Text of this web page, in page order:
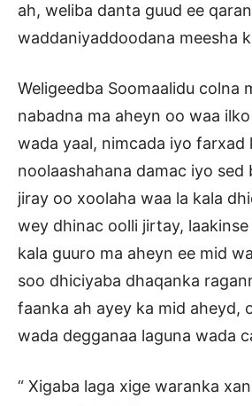
ah, weliba danta guud ee
waddaniyaddoodana meesha
Weligeedba Soomaalidu colna
nabadna ma aheyn oo waa
wada yaal, nimcada iyo farxad
noolaashahana damac iyo sed
jiray oo xoolaha waa la kala
wey dhinac oolli jirtay,
kala guuro ma aheyn ee mid
soo dhiciyaba dhaqanka
faanka ah ayey ka mid aheyd,
wada degganaa laguna wada
“ Xigaba laga xige waranka